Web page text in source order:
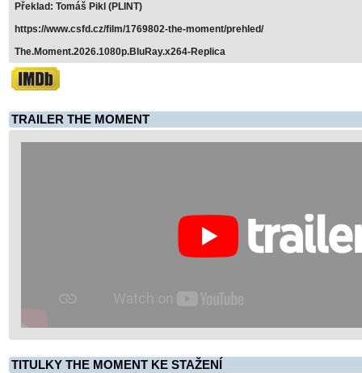
Překlad: Tomáš Pikl (PLINT)
https://www.csfd.cz/film/1769802-the-moment/prehled/
The.Moment.2026.1080p.BluRay.x264-Replica
TRAILER THE MOMENT
TITULKY THE MOMENT KE STAŽENÍ